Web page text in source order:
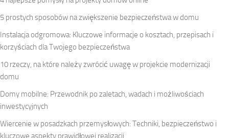
5 prostych sposobów na zwiększenie bezpieczeństwa w domu
Instalacja odgromowa: Kluczowe informacje o kosztach, przepisach i
korzyściach dla Twojego bezpieczeństwa
10 rzeczy, na które należy zwrócić uwagę w projekcie modernizacji
domu
Domy mobilne: Przewodnik po zaletach, wadach i możliwościach
inwestycyjnych
Wiercenie w posadzkach przemysłowych: Techniki, bezpieczeństwo i
kluczowe aspekty prawidłowej realizacji